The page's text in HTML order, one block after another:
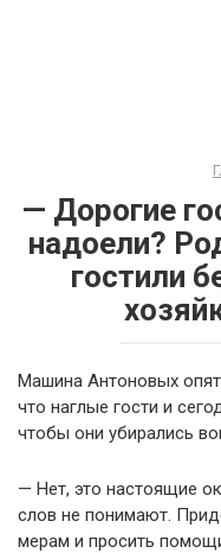
— Дорогие
надоели?
гостили
Машина Антоновых
что наглые гости и
чтобы они убирались
— Нет, это настоящие
слов не понимают.
мерам и просить